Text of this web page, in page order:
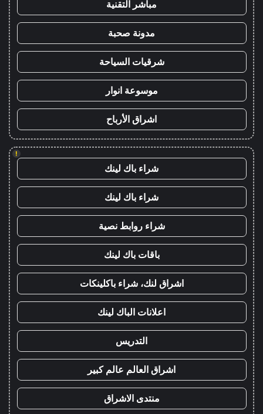
مباشر التقنية
مدونة صحبة
شرقيات السياحة
موسوعة انوار
اشراق الأرباح
!
شراء باك لينك
شراء باك لينك
شراء روابط نصية
باقات باك لينك
اشراق لنك، شراء باكلينكات
اعلانات الباك لينك
التدريس
اشراق العالم عالم كبير
منتدى الاشراق